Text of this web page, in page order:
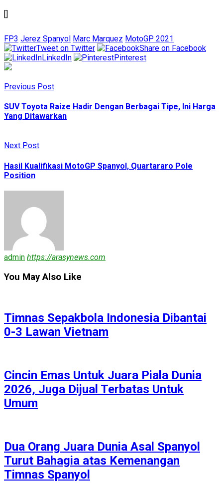
[]
FP3 Jerez Spanyol Marc Marquez MotoGP 2021
Tweet on Twitter
Share on Facebook
LinkedIn
Pinterest
Previous Post
SUV Toyota Raize Hadir Dengan Berbagai Tipe, Ini Harga
Yang Ditawarkan
Next Post
Hasil Kualifikasi MotoGP Spanyol, Quartararo Pole
Position
admin https://arasynews.com
You May Also Like
Timnas Sepakbola Indonesia Dibantai
0-3 Lawan Vietnam
Cincin Emas Untuk Juara Piala Dunia
2026, Juga Dijual Terbatas Untuk
Umum
Dua Orang Juara Dunia Asal Spanyol
Turut Bahagia atas Kemenangan
Timnas Spanyol